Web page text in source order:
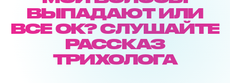
ВЫПАДАЮТ ИЛИ
ВСЕ ОК? СЛУШАЙТЕ
РАССКАЗ
ТРИХОЛОГА